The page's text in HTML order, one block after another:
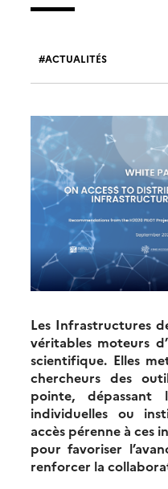
ACTUALITÉS
Les Infrastructures
véritables moteurs
scientifique. Elles
chercheurs des
pointe, dépassant
individuelles ou
accès pérenne à ces
pour favoriser
renforcer la